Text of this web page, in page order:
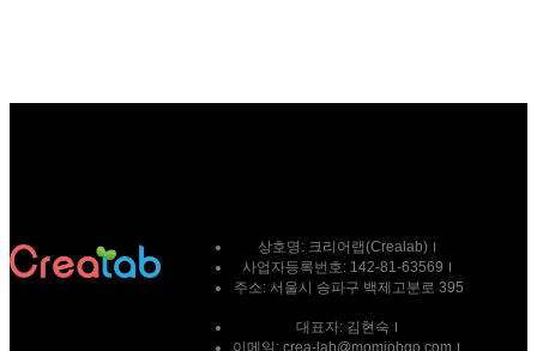
상호명: 크리어랩(Crealab)
사업자등록번호: 142-81-63569
주소: 서울시 송파구 백제고분로 395
대표자: 김현숙